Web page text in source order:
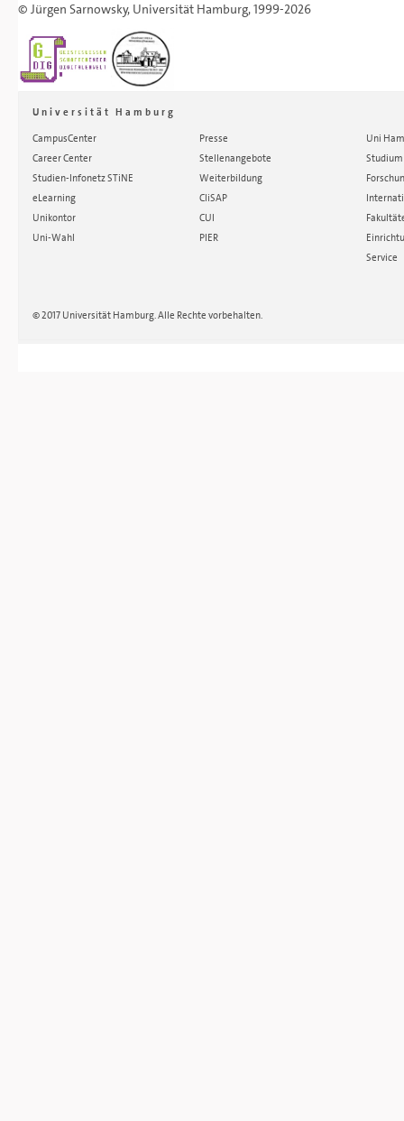
© Jürgen Sarnowsky, Universität Hamburg, 1999-2026